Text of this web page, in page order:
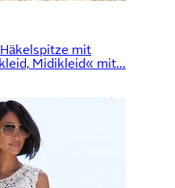
mit
Midikleid« mit...